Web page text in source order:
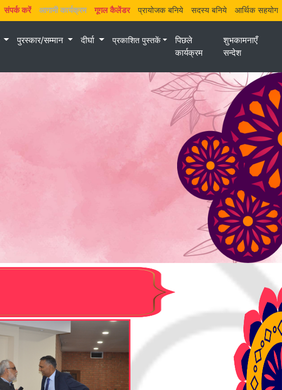
संपर्क करें आगामी कार्यक्रम गूगल कैलेंडर प्रायोजक बनिये सदस्य बनिये आर्थिक सहयोग
पुरस्कार/सम्मान दीर्घा प्रकाशित पुस्तकें
पिछले
कार्यक्रम
शुभकामनाएँ
सन्देश